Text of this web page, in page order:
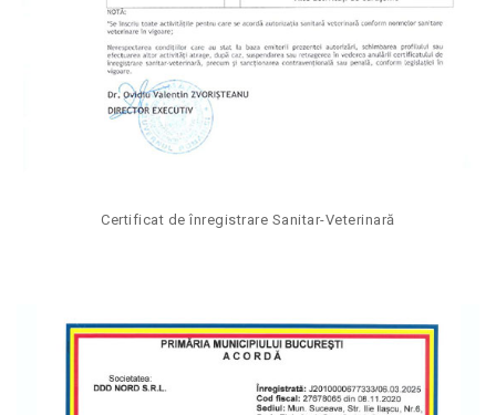
Certificat de înregistrare Sanitar-Veterinară